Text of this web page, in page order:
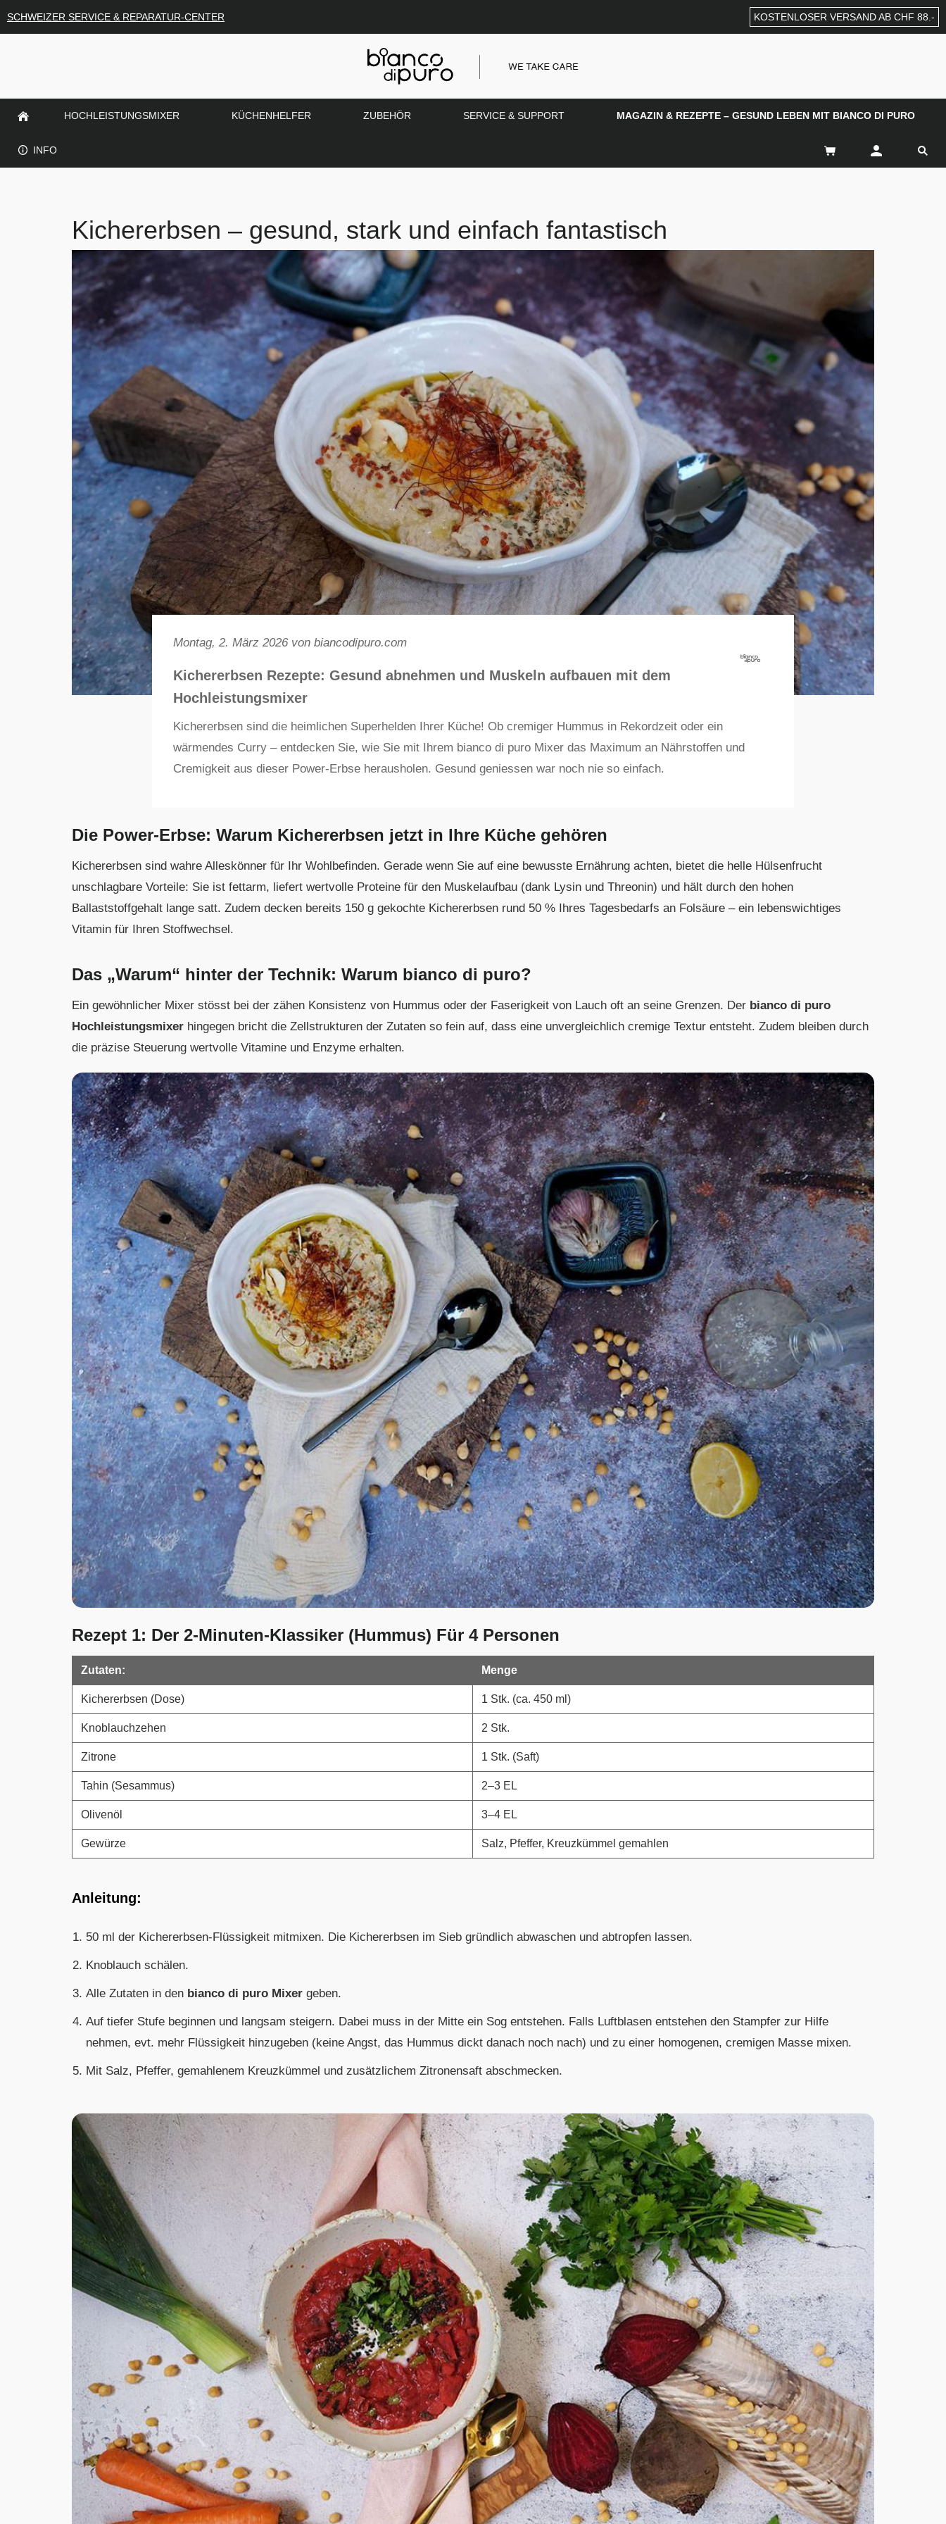
SCHWEIZER SERVICE & REPARATUR-CENTER KOSTENLOSER VERSAND AB CHF 88.-
HOCHLEISTUNGSMIXER KÜCHENHELFER ZUBEHÖR SERVICE & SUPPORT MAGAZIN & REZEPTE – GESUND LEBEN MIT BIANCO DI PURO
INFO
Kichererbsen – gesund, stark und einfach fantastisch
Montag, 2. März 2026 von biancodipuro.com
Kichererbsen Rezepte: Gesund abnehmen und Muskeln aufbauen mit dem
Hochleistungsmixer
Kichererbsen sind die heimlichen Superhelden Ihrer Küche! Ob cremiger Hummus in Rekordzeit oder ein
wärmendes Curry – entdecken Sie, wie Sie mit Ihrem bianco di puro Mixer das Maximum an Nährstoffen und
Cremigkeit aus dieser Power-Erbse herausholen. Gesund geniessen war noch nie so einfach.
Die Power-Erbse: Warum Kichererbsen jetzt in Ihre Küche gehören
Kichererbsen sind wahre Alleskönner für Ihr Wohlbefinden. Gerade wenn Sie auf eine bewusste Ernährung achten, bietet die helle Hülsenfrucht
unschlagbare Vorteile: Sie ist fettarm, liefert wertvolle Proteine für den Muskelaufbau (dank Lysin und Threonin) und hält durch den hohen
Ballaststoffgehalt lange satt. Zudem decken bereits 150 g gekochte Kichererbsen rund 50 % Ihres Tagesbedarfs an Folsäure – ein lebenswichtiges
Vitamin für Ihren Stoffwechsel.
Das „Warum“ hinter der Technik: Warum bianco di puro?
Ein gewöhnlicher Mixer stösst bei der zähen Konsistenz von Hummus oder der Faserigkeit von Lauch oft an seine Grenzen. Der bianco di puro
Hochleistungsmixer hingegen bricht die Zellstrukturen der Zutaten so fein auf, dass eine unvergleichlich cremige Textur entsteht. Zudem bleiben durch
die präzise Steuerung wertvolle Vitamine und Enzyme erhalten.
Rezept 1: Der 2-Minuten-Klassiker (Hummus) Für 4 Personen
Zutaten: Menge
Kichererbsen (Dose) 1 Stk. (ca. 450 ml)
Knoblauchzehen 2 Stk.
Zitrone 1 Stk. (Saft)
Tahin (Sesammus) 2–3 EL
Olivenöl 3–4 EL
Gewürze Salz, Pfeffer, Kreuzkümmel gemahlen
Anleitung:
50 ml der Kichererbsen-Flüssigkeit mitmixen. Die Kichererbsen im Sieb gründlich abwaschen und abtropfen lassen.
Knoblauch schälen.
Alle Zutaten in den bianco di puro Mixer geben.
Auf tiefer Stufe beginnen und langsam steigern. Dabei muss in der Mitte ein Sog entstehen. Falls Luftblasen entstehen den Stampfer zur Hilfe
nehmen, evt. mehr Flüssigkeit hinzugeben (keine Angst, das Hummus dickt danach noch nach) und zu einer homogenen, cremigen Masse mixen.
Mit Salz, Pfeffer, gemahlenem Kreuzkümmel und zusätzlichem Zitronensaft abschmecken.